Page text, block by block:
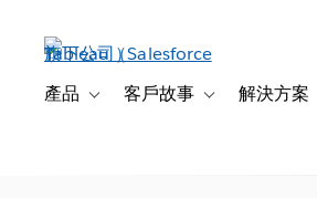
產品 Toggle sub-navigation for 產品
客戶故事 Toggle sub-
解決方案